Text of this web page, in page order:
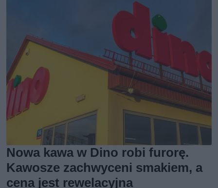
Nowa kawa w Dino robi furorę.
Kawosze zachwyceni smakiem, a
cena jest rewelacyjna